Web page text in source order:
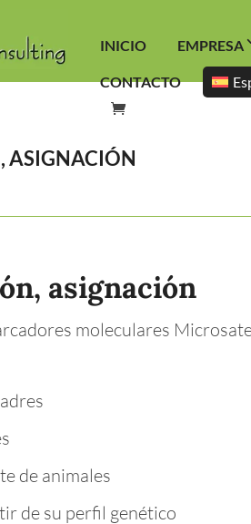
INICIO EMPRESA
CONTACTO
ASIGNACIÓN
asignación
moleculares
de animales
de su perfil genético